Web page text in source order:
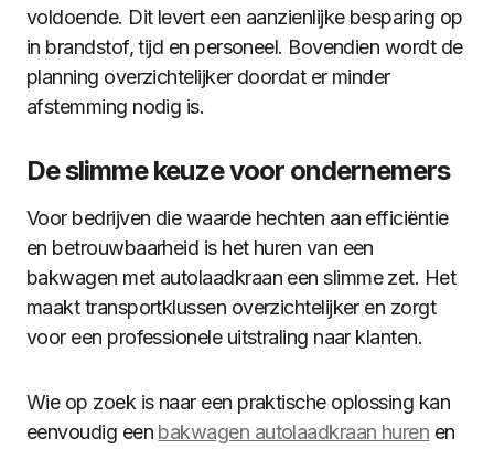
voldoende. Dit levert een aanzienlijke besparing op
in brandstof, tijd en personeel. Bovendien wordt de
planning overzichtelijker doordat er minder
afstemming nodig is.
De slimme keuze voor ondernemers
Voor bedrijven die waarde hechten aan efficiëntie
en betrouwbaarheid is het huren van een
bakwagen met autolaadkraan een slimme zet. Het
maakt transportklussen overzichtelijker en zorgt
voor een professionele uitstraling naar klanten.
Wie op zoek is naar een praktische oplossing kan
eenvoudig een bakwagen autolaadkraan huren en